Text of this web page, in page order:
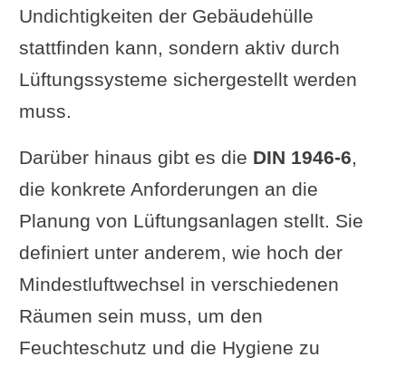
Undichtigkeiten der Gebäudehülle
stattfinden kann, sondern aktiv durch
Lüftungssysteme sichergestellt werden
muss.
Darüber hinaus gibt es die DIN 1946-6,
die konkrete Anforderungen an die
Planung von Lüftungsanlagen stellt. Sie
definiert unter anderem, wie hoch der
Mindestluftwechsel in verschiedenen
Räumen sein muss, um den
Feuchteschutz und die Hygiene zu